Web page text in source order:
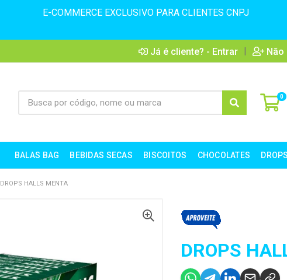
E-COMMERCE EXCLUSIVO PARA CLIENTES CNPJ
Já é cliente? - Entrar | Não
0
BALAS BAG BEBIDAS SECAS BISCOITOS CHOCOLATES DROPS
DROPS HALLS MENTA
DROPS